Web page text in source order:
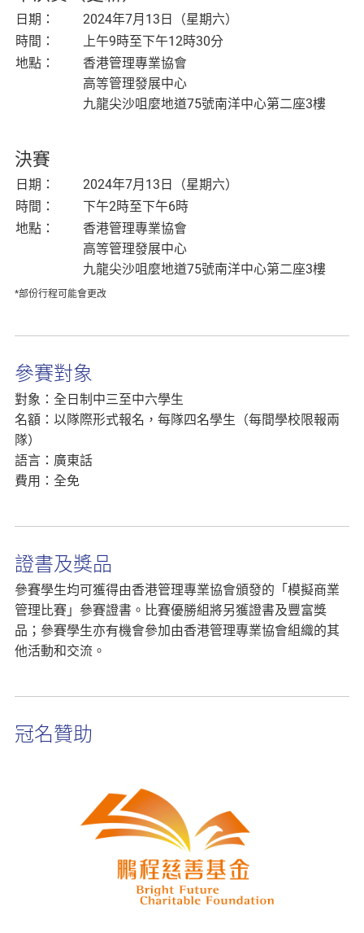
日期：
2024年7月13日（星期六）
時間：
上午9時至下午12時30分
地點：
香港管理專業協會
高等管理發展中心
九龍尖沙咀麼地道75號南洋中心第二座3樓
決賽
日期：
2024年7月13日（星期六）
時間：
下午2時至下午6時
地點：
香港管理專業協會
高等管理發展中心
九龍尖沙咀麼地道75號南洋中心第二座3樓
*部份行程可能會更改
參賽對象
對象：全日制中三至中六學生
名額：以隊際形式報名，每隊四名學生（每間學校限報兩
隊）
語言：廣東話
費用：全免
證書及獎品
參賽學生均可獲得由香港管理專業協會頒發的「模擬商業
管理比賽」參賽證書。比賽優勝組將另獲證書及豐富獎
品；參賽學生亦有機會參加由香港管理專業協會組織的其
他活動和交流。
冠名贊助